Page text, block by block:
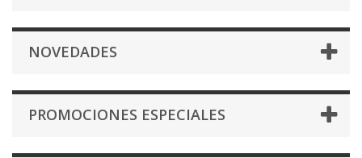
NOVEDADES
PROMOCIONES ESPECIALES